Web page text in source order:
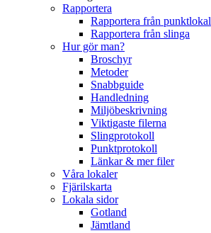
Rapportera
Rapportera från punktlokal
Rapportera från slinga
Hur gör man?
Broschyr
Metoder
Snabbguide
Handledning
Miljöbeskrivning
Viktigaste filerna
Slingprotokoll
Punktprotokoll
Länkar & mer filer
Våra lokaler
Fjärilskarta
Lokala sidor
Gotland
Jämtland